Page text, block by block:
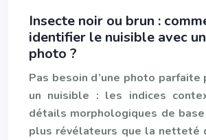
Insecte noir ou brun :
identifier le nuisible avec
photo ?
Pas besoin d’une photo
un nuisible : les indices
détails morphologiques de
plus révélateurs que la netteté